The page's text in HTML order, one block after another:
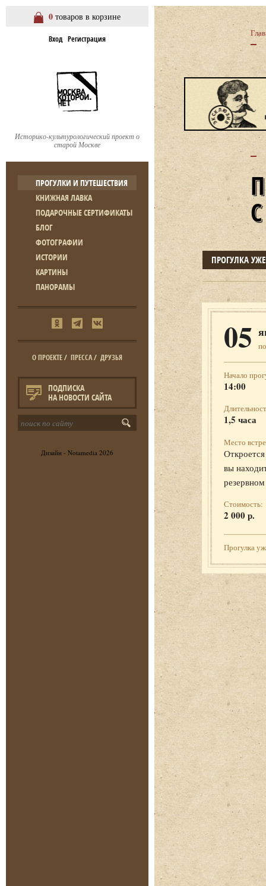
0 товаров в корзине
Вход Регистрация
Историко-культурологический проект о
старой Москве
ПРОГУЛКИ И ПУТЕШЕСТВИЯ
КНИЖНАЯ ЛАВКА
ПОДАРОЧНЫЕ СЕРТИФИКАТЫ
БЛОГ
ФОТОГРАФИИ
ИСТОРИИ
КАРТИНЫ
ПАНОРАМЫ
О ПРОЕКТЕ/ ПРЕССА/ ДРУЗЬЯ
ПОДПИСКА
НА НОВОСТИ САЙТА
Дизайн - Notamedia 2026
ПРОГУЛКА
05
Начало
14:00
1,5 часа
Место
вы
Стоимость:
2 000 р.
Прогулка